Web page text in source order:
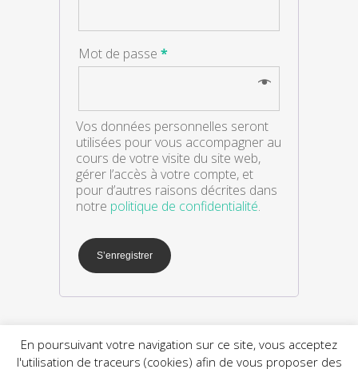
Mot de passe *
Vos données personnelles seront
utilisées pour vous accompagner au
cours de votre visite du site web,
gérer l’accès à votre compte, et
pour d’autres raisons décrites dans
notre politique de confidentialité.
En poursuivant votre navigation sur ce site, vous acceptez
l'utilisation de traceurs (cookies) afin de vous proposer des